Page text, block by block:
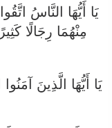
يَا أَيُّهَا النَّاسُ
مِنْهُمَا رِجَالًا
يَا أَيُّهَا الَّذِينَ